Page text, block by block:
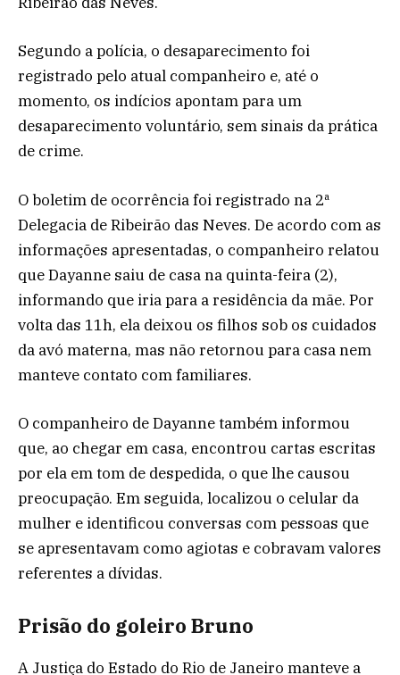
Segundo a polícia, o desaparecimento foi
registrado pelo atual companheiro e, até o
momento, os indícios apontam para um
desaparecimento voluntário, sem sinais da prática
de crime.
O boletim de ocorrência foi registrado na 2ª
Delegacia de Ribeirão das Neves. De acordo com as
informações apresentadas, o companheiro relatou
que Dayanne saiu de casa na quinta-feira (2),
informando que iria para a residência da mãe. Por
volta das 11h, ela deixou os filhos sob os cuidados
da avó materna, mas não retornou para casa nem
manteve contato com familiares.
O companheiro de Dayanne também informou
que, ao chegar em casa, encontrou cartas escritas
por ela em tom de despedida, o que lhe causou
preocupação. Em seguida, localizou o celular da
mulher e identificou conversas com pessoas que
se apresentavam como agiotas e cobravam valores
referentes a dívidas.
Prisão do goleiro Bruno
A Justiça do Estado do Rio de Janeiro manteve a